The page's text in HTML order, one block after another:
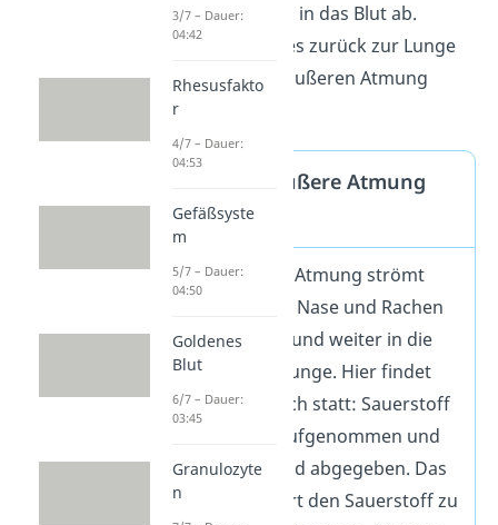
Kohlenstoffdioxid
in das Blut ab.
Dadurch gelangt es zurück zur Lunge
und wird mit der äußeren Atmung
ausgeatmet.
Innere und äußere Atmung
Ablauf
Bei der äußeren Atmung strömt
Luft über Mund, Nase und Rachen
in die Luftröhre und weiter in die
Bronchien der Lunge. Hier findet
der Gasaustausch statt: Sauerstoff
wird vom Blut aufgenommen und
Kohlenstoffdioxid abgegeben. Das
Blut transportiert den Sauerstoff zu
3/7 – Dauer:
04:42
Rhesusfakto
r
4/7 – Dauer:
04:53
Gefäßsyste
m
5/7 – Dauer:
04:50
Goldenes
Blut
6/7 – Dauer:
03:45
Granulozyte
n